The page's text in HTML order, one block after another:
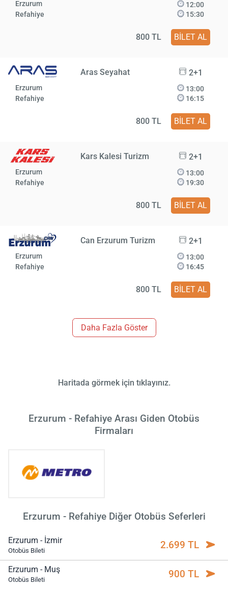
Erzurum
Refahiye
12:00
15:30
800 TL BİLET AL
Aras Seyahat 2+1
Erzurum
Refahiye
13:00
16:15
800 TL BİLET AL
Kars Kalesi Turizm 2+1
Erzurum
Refahiye
13:00
19:30
800 TL BİLET AL
Can Erzurum Turizm 2+1
Erzurum
Refahiye
13:00
16:45
800 TL BİLET AL
Daha Fazla Göster
Haritada görmek için tıklayınız.
Erzurum - Refahiye Arası Giden Otobüs
Firmaları
Erzurum - Refahiye Diğer Otobüs Seferleri
Erzurum - İzmir
Otobüs Bileti 2.699 TL
Erzurum - Muş
Otobüs Bileti 900 TL